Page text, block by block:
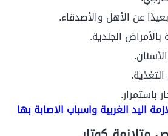
عن الأهل والأصدقاء.
بالأمراض الجلدية.
باستمرار.
اليد الغريبة واسباب الاصابة بها